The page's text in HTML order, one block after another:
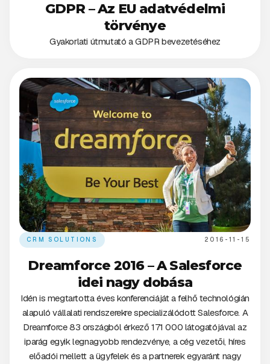
GDPR – Az EU adatvédelmi
törvénye
Gyakorlati útmutató a GDPR bevezetéséhez
CRM SOLUTIONS 2016-11-15
Dreamforce 2016 – A Salesforce
idei nagy dobása
Idén is megtartotta éves konferenciáját a felhő technológián
alapuló vállalati rendszerekre specializálódott Salesforce. A
Dreamforce 83 országból érkező 171 000 látogatójával az
iparág egyik legnagyobb rendezvénye, a cég vezetői, híres
előadói mellett a ügyfelek és a partnerek egyaránt nagy